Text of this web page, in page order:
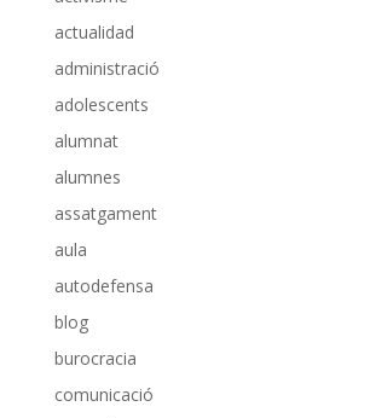
actualidad
administració
adolescents
alumnat
alumnes
assatgament
aula
autodefensa
blog
burocracia
comunicació